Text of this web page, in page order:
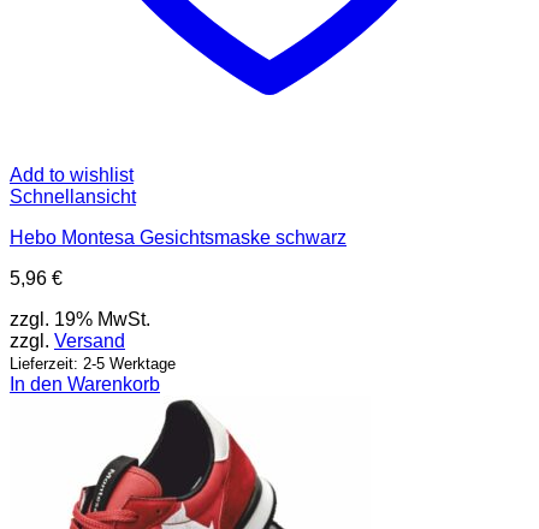
Add to wishlist
Schnellansicht
Hebo Montesa Gesichtsmaske schwarz
5,96 €
zzgl. 19% MwSt.
zzgl. Versand
Lieferzeit: 2-5 Werktage
In den Warenkorb